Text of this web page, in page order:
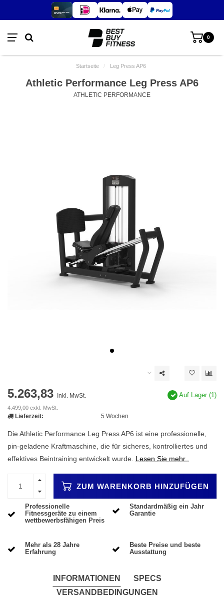
0
Startseite / Leg Press AP6
Athletic Performance Leg Press AP6
ATHLETIC PERFORMANCE
5.263,83 Inkl. MwSt.
4.499,00 exkl. MwSt.
Auf Lager (1)
Lieferzeit: 5 Wochen
Die Athletic Performance Leg Press AP6 ist eine professionelle,
pin-geladene Kraftmaschine, die für sicheres, kontrolliertes und
effektives Beintraining entwickelt wurde. Lesen Sie mehr..
ZUM WARENKORB HINZUFÜGEN
Professionelle
Fitnessgeräte zu einem
wettbewerbsfähigen Preis
Standardmäßig ein Jahr
Garantie
Mehr als 28 Jahre
Erfahrung
Beste Preise und beste
Ausstattung
INFORMATIONEN
SPECS
VERSANDBEDINGUNGEN